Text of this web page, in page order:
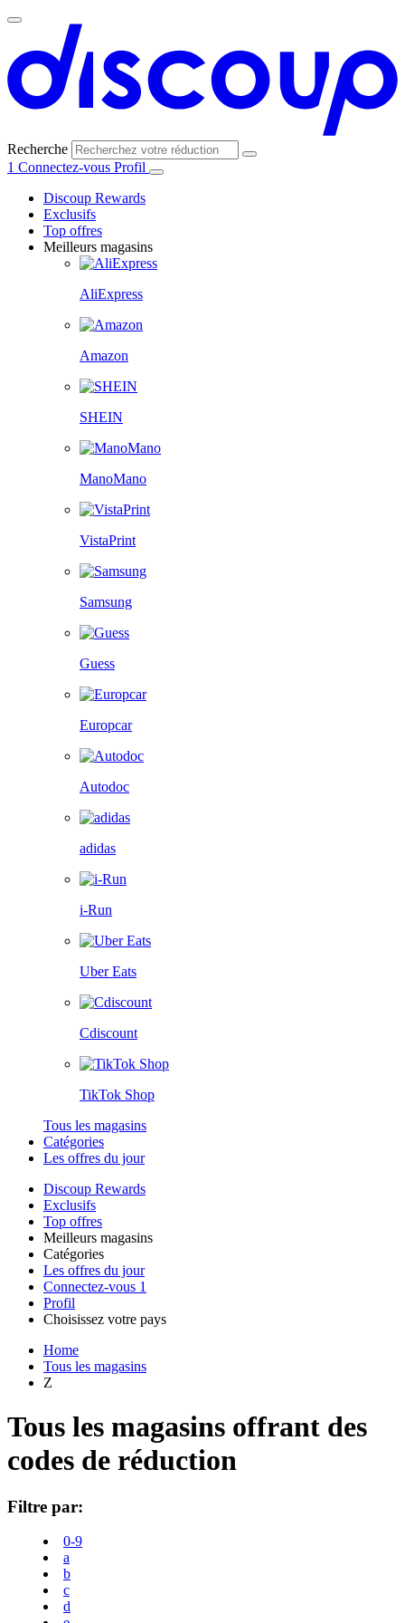
Recherche
1 Connectez-vous Profil
Discoup Rewards
Exclusifs
Top offres
Meilleurs magasins
AliExpress
Amazon
SHEIN
ManoMano
VistaPrint
Samsung
Guess
Europcar
Autodoc
adidas
i-Run
Uber Eats
Cdiscount
TikTok Shop
Tous les magasins
Catégories
Les offres du jour
Discoup Rewards
Exclusifs
Top offres
Meilleurs magasins
AliExpress
ManoMano
Catégories
et
Vêtements et
chaussures
Maison et
Les offres du jour
Connectez-vous 1
Profil
Choisissez votre pays
States
Home
Tous les magasins
Z
Tous les magasins offrant des
codes de réduction
Filtre par:
0-9
a
b
c
d